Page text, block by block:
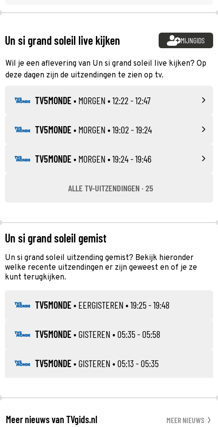
Un si grand soleil live kijken MIJNGIDS
Wil je een aflevering van Un si grand soleil live kijken? Op
deze dagen zijn de uitzendingen te zien op tv.
TV5MONDE • MORGEN • 12:22 - 12:47
TV5MONDE • MORGEN • 19:02 - 19:24
TV5MONDE • MORGEN • 19:24 - 19:46
ALLE TV-UITZENDINGEN · 25
Un si grand soleil gemist
Un si grand soleil uitzending gemist? Bekijk hieronder
welke recente uitzendingen er zijn geweest en of je ze
kunt terugkijken.
TV5MONDE • EERGISTEREN • 19:25 - 19:48
TV5MONDE • GISTEREN • 05:35 - 05:58
TV5MONDE • GISTEREN • 05:13 - 05:35
Meer nieuws van TVgids.nl MEER NIEUWS